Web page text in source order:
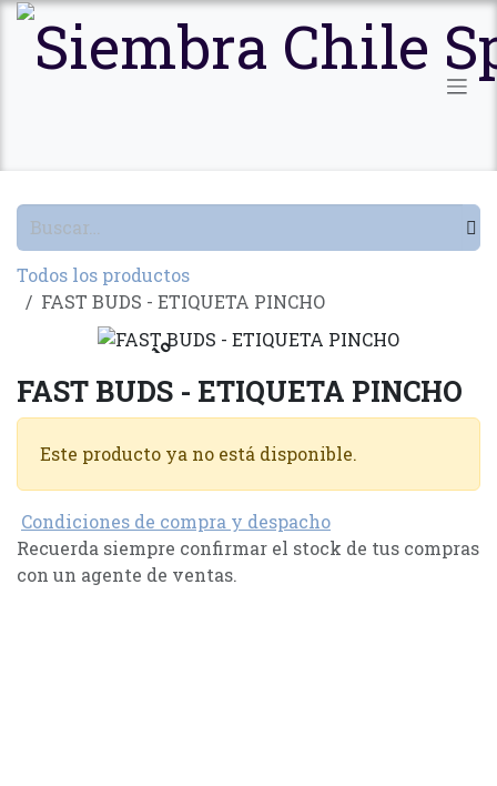
Ir al contenido
Todos los productos
FAST BUDS - ETIQUETA PINCHO
Agotado
FAST BUDS - ETIQUETA PINCHO
Este producto ya no está disponible.
Condiciones de compra y despacho
Recuerda siempre confirmar el stock de tus compras
con un agente de ventas.